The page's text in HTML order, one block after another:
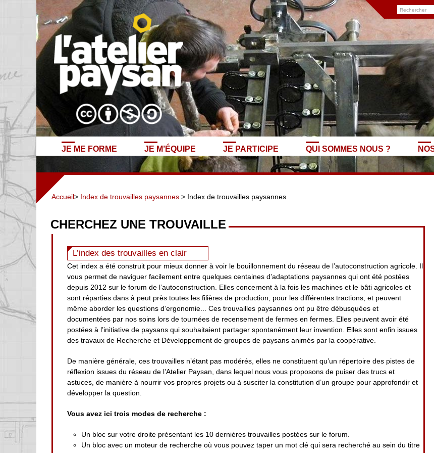
JE ME FORME JE M’ÉQUIPE JE PARTICIPE QUI SOMMES NOUS ?
Accueil> Index de trouvailles paysannes > Index de trouvailles paysannes
CHERCHEZ UNE TROUVAILLE
L’index des trouvailles en clair
Cet index a été construit pour mieux donner à voir le bouillonnement du réseau de l’autoconstruction agricole. Il
vous permet de naviguer facilement entre quelques centaines d’adaptations paysannes qui ont été postées
depuis 2012 sur le forum de l’autoconstruction. Elles concernent à la fois les machines et le bâti agricoles et
sont réparties dans à peut près toutes les filières de production, pour les différentes tractions, et peuvent
même aborder les questions d’ergonomie... Ces trouvailles paysannes ont pu être débusquées et
documentées par nos soins lors de tournées de recensement de fermes en fermes. Elles peuvent avoir été
postées à l’initiative de paysans qui souhaitaient partager spontanément leur invention. Elles sont enfin issues
des travaux de Recherche et Développement de groupes de paysans animés par la coopérative.
De manière générale, ces trouvailles n’étant pas modérés, elles ne constituent qu’un répertoire des pistes de
réflexion issues du réseau de l’Atelier Paysan, dans lequel nous vous proposons de puiser des trucs et
astuces, de manière à nourrir vos propres projets ou à susciter la constitution d’un groupe pour approfondir et
développer la question.
Vous avez ici trois modes de recherche :
Un bloc sur votre droite présentant les 10 dernières trouvailles postées sur le forum.
Un bloc avec un moteur de recherche où vous pouvez taper un mot clé qui sera recherché au sein du titre